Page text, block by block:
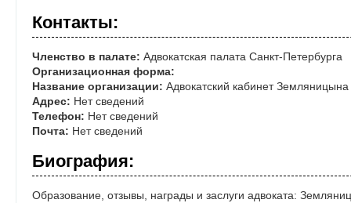
Контакты:
Членство в палате: Адвокатская палата Санкт-Петербурга
Организационная форма:
Название организации: Адвокатский кабинет
Адрес: Нет сведений
Телефон: Нет сведений
Почта: Нет сведений
Биография:
Образование, отзывы, награды и заслуги адвоката: